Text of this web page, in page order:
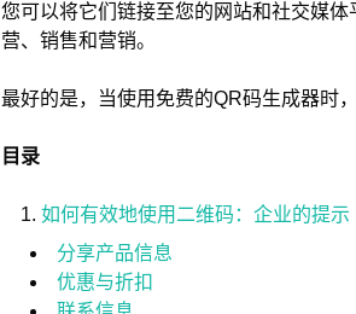
您可以将它们链接至您的网站和社交媒
营、销售和营销。
最好的是，当使用免费的QR码生成器时
目录
如何有效地使用二维码：企业的提示
分享产品信息
优惠与折扣